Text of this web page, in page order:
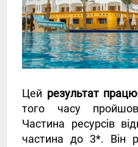
Цей результат
того часу
Частина ресурсів
частина до 3*. Він